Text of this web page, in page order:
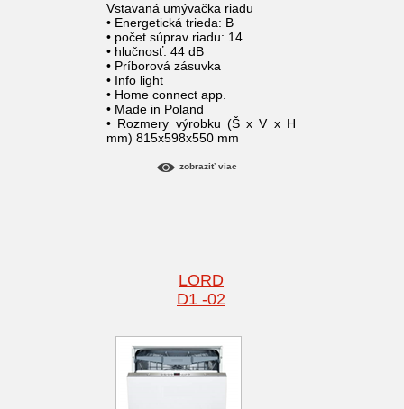
Vstavaná umývačka riadu
• Energetická trieda: B
• počet súprav riadu: 14
• hlučnosť: 44 dB
• Príborová zásuvka
• Info light
• Home connect app.
• Made in Poland
• Rozmery výrobku (Š x V x H
mm) 815x598x550 mm
zobraziť viac
LORD
D1 -02